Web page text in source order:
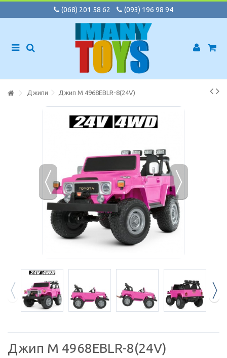
(068) 201 58 62 (093) 196 98 94
Джипи Джип M 4968EBLR-8(24V)
Джип M 4968EBLR-8(24V)